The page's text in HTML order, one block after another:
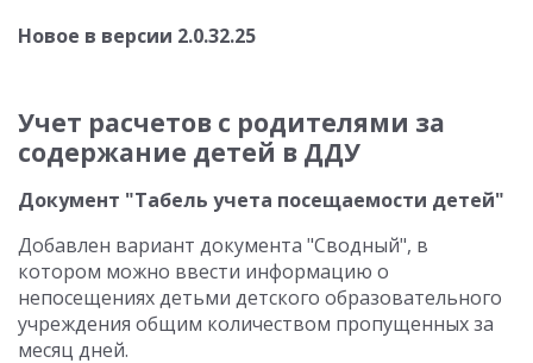
Новое в версии 2.0.32.25
Учет расчетов с родителями за
содержание детей в ДДУ
Документ "Табель учета посещаемости детей"
Добавлен вариант документа "Сводный", в
котором можно ввести информацию о
непосещениях детьми детского образовательного
учреждения общим количеством пропущенных за
месяц дней.